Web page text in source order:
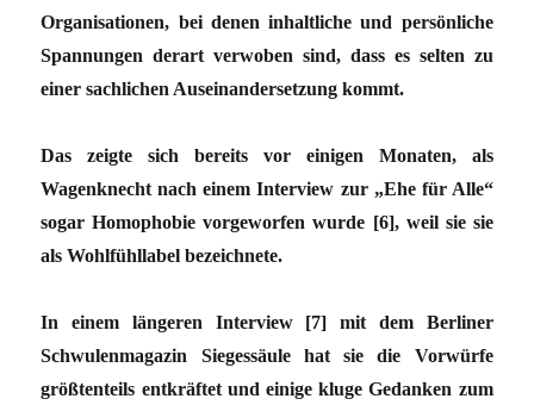
Organisationen, bei denen inhaltliche und persönliche
Spannungen derart verwoben sind, dass es selten zu
einer sachlichen Auseinandersetzung kommt.
Das zeigte sich bereits vor einigen Monaten, als
Wagenknecht nach einem Interview zur „Ehe für Alle“
sogar Homophobie vorgeworfen wurde [6], weil sie sie
als Wohlfühllabel bezeichnete.
In einem längeren Interview [7] mit dem Berliner
Schwulenmagazin Siegessäule hat sie die Vorwürfe
größtenteils entkräftet und einige kluge Gedanken zum